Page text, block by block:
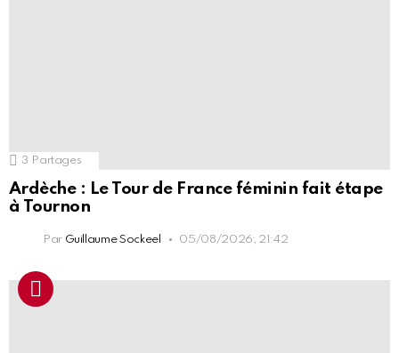
3 Partages
Ardèche : Le Tour de France féminin fait étape
à Tournon
Par Guillaume Sockeel 05/08/2026, 21:42